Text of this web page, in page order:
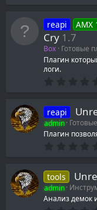
reapi AMX
Cry 1.7
Box Готовые
Плагин
логи.
reapi
admin
Плагин
tools
admin
Анализ демок